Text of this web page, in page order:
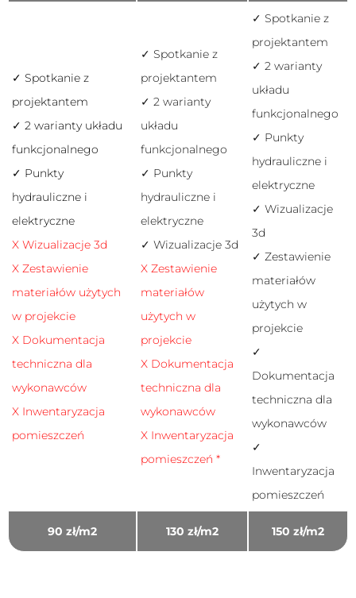
90 zł/m2 130 zł/m2 150 zł/m2
✓ Spotkanie z
projektantem
✓ 2 warianty układu
funkcjonalnego
✓ Punkty
hydrauliczne i
elektryczne
X Wizualizacje 3d
X Zestawienie
materiałów użytych
w projekcie
X Dokumentacja
techniczna dla
wykonawców
X Inwentaryzacja
pomieszczeń
✓ Spotkanie z
projektantem
✓ 2 warianty
układu
funkcjonalnego
✓ Punkty
hydrauliczne i
elektryczne
✓ Wizualizacje 3d
X Zestawienie
materiałów
użytych w
projekcie
X Dokumentacja
techniczna dla
wykonawców
X Inwentaryzacja
pomieszczeń *
✓ Spotkanie z
projektantem
✓ 2 warianty
układu
funkcjonalnego
✓ Punkty
hydrauliczne i
elektryczne
✓ Wizualizacje
3d
✓ Zestawienie
materiałów
użytych w
projekcie
✓
Dokumentacja
techniczna dla
wykonawców
✓
Inwentaryzacja
pomieszczeń
nie są
opcjonalne. Są
one potrzebne
do
strony
internetowej.
Statystyka
poprawić
funkcjonalność
strony
na podstawie
tego, jak
używana.
Doświadczenie
Aby nasza
przejścia na nią.